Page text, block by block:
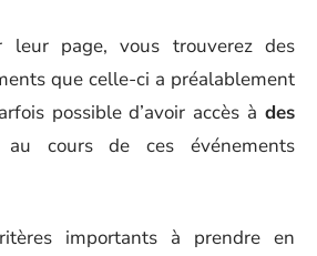
leur page, vous trouverez des
que celle-ci a préalablement
possible d’avoir accès à des
cours de ces événements
importants à prendre en